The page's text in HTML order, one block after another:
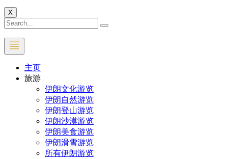
X
主页
旅游
伊朗文化游览
伊朗自然游览
伊朗登山游览
伊朗沙漠游览
伊朗美食游览
伊朗滑雪游览
所有伊朗游览